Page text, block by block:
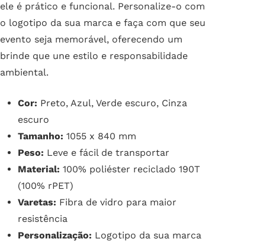
ele é prático e funcional. Personalize-o com
o logotipo da sua marca e faça com que seu
evento seja memorável, oferecendo um
brinde que une estilo e responsabilidade
ambiental.
Cor: Preto, Azul, Verde escuro, Cinza
escuro
Tamanho: 1055 x 840 mm
Peso: Leve e fácil de transportar
Material: 100% poliéster reciclado 190T
(100% rPET)
Varetas: Fibra de vidro para maior
resistência
Personalização: Logotipo da sua marca